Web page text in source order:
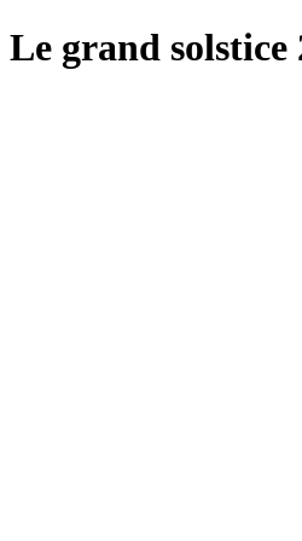
Le grand solstice